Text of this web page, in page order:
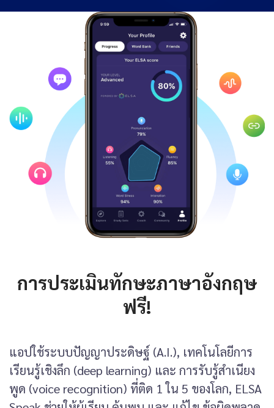
การประเมินทักษะภาษาอังกฤษ
ฟรี!
แอปใช้ระบบปัญญาประดิษฐ์ (A.I.), เทคโนโลยีการ
เรียนรู้เชิงลึก (deep learning) และ การรับรู้สำเนียง
พูด (voice recognition) ที่ติด 1 ใน 5 ของโลก, ELSA